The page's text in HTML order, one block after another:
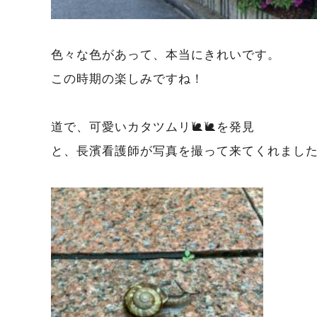
色々な色があって、本当にきれいです。
この時期の楽しみですね！
道で、可愛いカタツムリ🐌🐌を発見
と、長濱看護師が写真を撮って来てくれまし